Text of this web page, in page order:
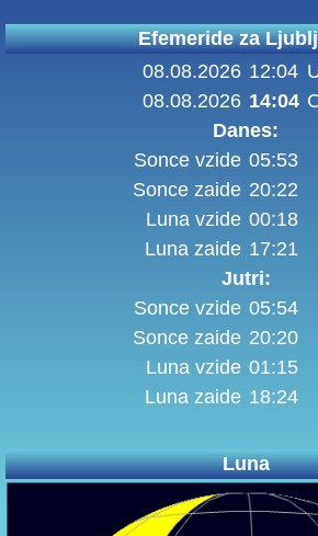
Efemeride za
08.08.2026 12:04
08.08.2026 14:04
Danes:
Sonce vzide 05:53
Sonce zaide 20:22
Luna vzide 00:18
Luna zaide 17:21
Jutri:
Sonce vzide 05:54
Sonce zaide 20:20
Luna vzide 01:15
Luna zaide 18:24
Luna